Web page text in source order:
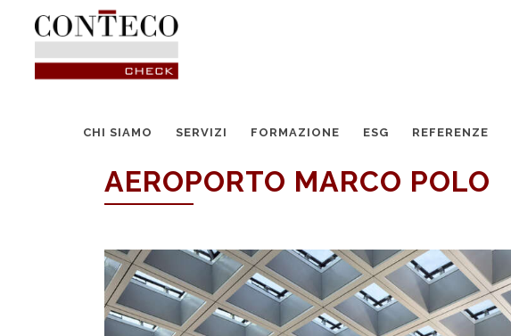
CHI SIAMO SERVIZI FORMAZIONE ESG REFERENZE
AEROPORTO MARCO POLO